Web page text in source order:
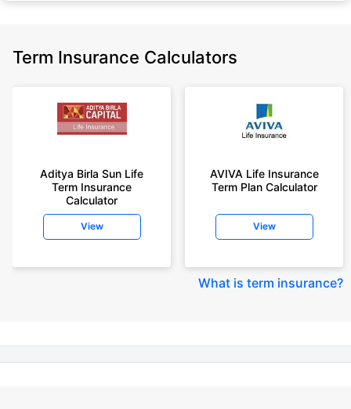
Policybazaar does not endorse, rate or recommend any particular insurer
+On the basis of your profile
years of age, rounded off to nearest 10
+Rs. 410/month (Rs.14/day) is starting price for a 1 crore term life
insurance for an 18 year-old male, non-smoker, with no pre-existing
diseases, cover upto 30 years of age rounded off to nearest 10
old male, non-smoker, with no pre-existing diseases, cover upto 30 years
+Rs. 15/day is starting price for a 75 lakhs term life insurance for an 18
Term Insurance Calculators
Aditya Birla Sun Life
Term Insurance
Calculator
View
AVIVA Life Insurance
Term Plan Calculator
View
What is term insurance?